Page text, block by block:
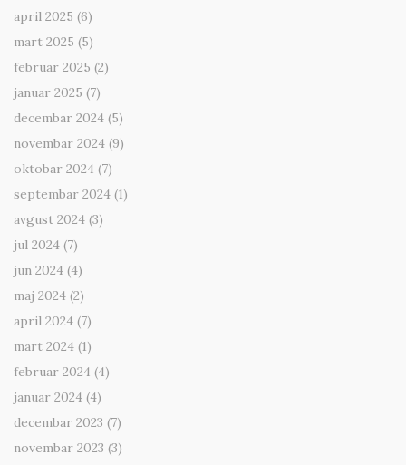
april 2025 (6)
mart 2025 (5)
februar 2025 (2)
januar 2025 (7)
decembar 2024 (5)
novembar 2024 (9)
oktobar 2024 (7)
septembar 2024 (1)
avgust 2024 (3)
jul 2024 (7)
jun 2024 (4)
maj 2024 (2)
april 2024 (7)
mart 2024 (1)
februar 2024 (4)
januar 2024 (4)
decembar 2023 (7)
novembar 2023 (3)